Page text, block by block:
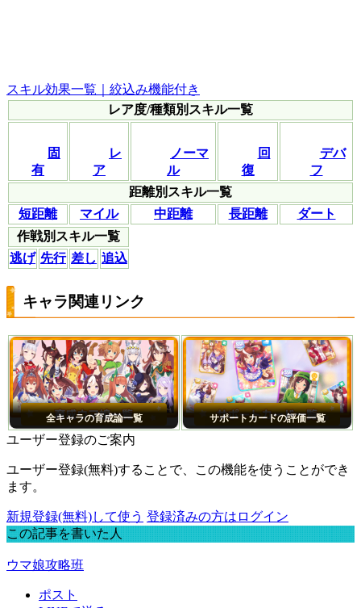
スキル効果一覧｜絞込み機能付き
レア度/種類別スキル一覧
固
有
レ
ア
ノーマ
ル
回
復
デバ
フ
距離別スキル一覧
短距離
マイル 中距離 長距離
ダート
作戦別スキル一覧
逃げ 先行 差し 追込
キャラ関連リンク
全キャラの育成論一覧 サポートカードの評価一覧
ユーザー登録のご案内
ユーザー登録(無料)することで、この機能を使うことができ
ます。
新規登録(無料)して使う 登録済みの方はログイン
この記事を書いた人
ウマ娘攻略班
ポスト